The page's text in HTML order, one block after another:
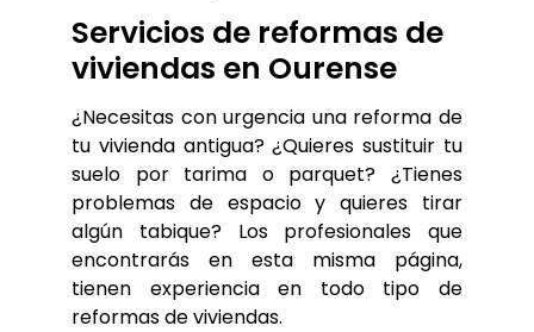
Servicios de reformas de
viviendas en Ourense
¿Necesitas con urgencia una reforma de
tu vivienda antigua? ¿Quieres sustituir tu
suelo por tarima o parquet? ¿Tienes
problemas de espacio y quieres tirar
algún tabique? Los profesionales que
encontrarás en esta misma página,
tienen experiencia en todo tipo de
reformas de viviendas.